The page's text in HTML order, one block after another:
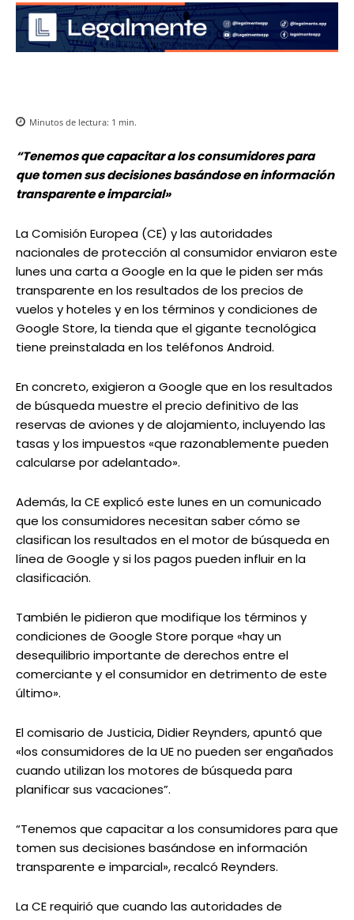
Minutos de lectura: 1 min.
“Tenemos que capacitar a los consumidores para
que tomen sus decisiones basándose en información
transparente e imparcial»
La Comisión Europea (CE) y las autoridades
nacionales de protección al consumidor enviaron este
lunes una carta a Google en la que le piden ser más
transparente en los resultados de los precios de
vuelos y hoteles y en los términos y condiciones de
Google Store, la tienda que el gigante tecnológica
tiene preinstalada en los teléfonos Android.
En concreto, exigieron a Google que en los resultados
de búsqueda muestre el precio definitivo de las
reservas de aviones y de alojamiento, incluyendo las
tasas y los impuestos «que razonablemente pueden
calcularse por adelantado».
Además, la CE explicó este lunes en un comunicado
que los consumidores necesitan saber cómo se
clasifican los resultados en el motor de búsqueda en
línea de Google y si los pagos pueden influir en la
clasificación.
También le pidieron que modifique los términos y
condiciones de Google Store porque «hay un
desequilibrio importante de derechos entre el
comerciante y el consumidor en detrimento de este
último».
El comisario de Justicia, Didier Reynders, apuntó que
«los consumidores de la UE no pueden ser engañados
cuando utilizan los motores de búsqueda para
planificar sus vacaciones”.
“Tenemos que capacitar a los consumidores para que
tomen sus decisiones basándose en información
transparente e imparcial», recalcó Reynders.
La CE requirió que cuando las autoridades de